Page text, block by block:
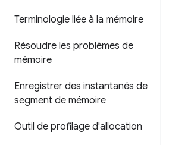
Terminologie liée à la mémoire
Résoudre les problèmes de
mémoire
Enregistrer des instantanés de
segment de mémoire
Outil de profilage d'allocation